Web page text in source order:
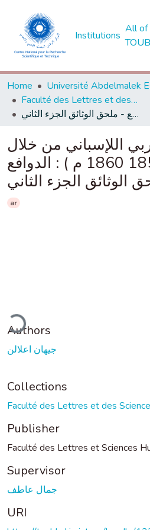
Institutions
All of
Home
Faculté des Lettres et des Sciences Humaines - Tétouan
الصراع المغربي اللإسباني من خلال حرب تطوان ( 1859 1860 م ) : الدوافع و الوقائع - ملحق الوثائق الجزء الثاني
اللإسباني من خلال
حرب تطوان ( 1859 1860 م ) : الدوافع
الوثائق الجزء الثاني
ar
Authors
جيهان اعلالن
Collections
Faculté des Lettres et des
Publisher
Faculté des Lettres et Sciences
Supervisor
جمال عاطف
URI